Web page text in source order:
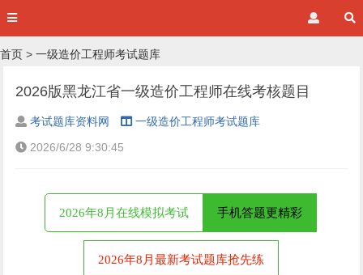
首页 > 一级造价工程师考试题库
2026版黑龙江省一级造价工程师在线考核题目
考试题库资料网
一级造价工程师考试题库
2026/6/28 9:30:45
2026年8月在线模拟考试 手机答题更精彩
2026年8月最新考试题库抢先练